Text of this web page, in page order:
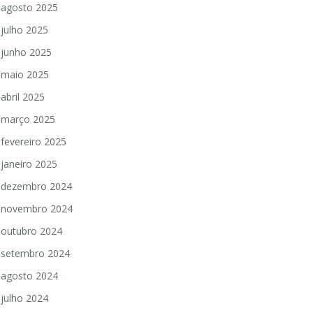
agosto 2025
julho 2025
junho 2025
maio 2025
abril 2025
março 2025
fevereiro 2025
janeiro 2025
dezembro 2024
novembro 2024
outubro 2024
setembro 2024
agosto 2024
julho 2024